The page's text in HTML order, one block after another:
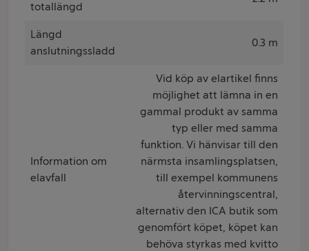
totallängd
Längd
anslutningssladd
0.3 m
Information om
elavfall
Vid köp av elartikel finns
möjlighet att lämna in en
gammal produkt av samma
typ eller med samma
funktion. Vi hänvisar till den
närmsta insamlingsplatsen,
till exempel kommunens
återvinningscentral,
alternativ den ICA butik som
genomfört köpet, köpet kan
behöva styrkas med kvitto